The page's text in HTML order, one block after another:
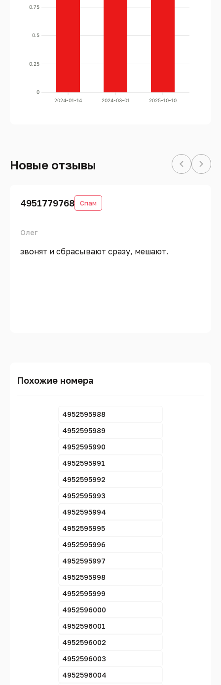
0
0.25
0.5
0.75
2024-01-14 2024-03-01 2025-10-10
Новые отзывы
4951779768 Спам
Олег
звонят и сбрасывают сразу, мешают.
Похожие номера
4952595988
4952595989
4952595990
4952595991
4952595992
4952595993
4952595994
4952595995
4952595996
4952595997
4952595998
4952595999
4952596000
4952596001
4952596002
4952596003
4952596004